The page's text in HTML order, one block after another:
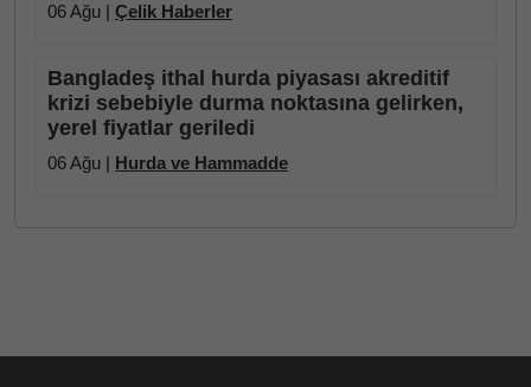
06 Ağu | Çelik Haberler
Bangladeş ithal hurda piyasası akreditif
krizi sebebiyle durma noktasına gelirken,
yerel fiyatlar geriledi
06 Ağu | Hurda ve Hammadde